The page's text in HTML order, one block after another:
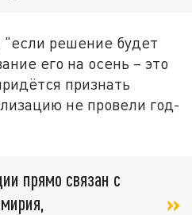
решение будет
его на осень – это
признать
не провели год-
прямо связан с